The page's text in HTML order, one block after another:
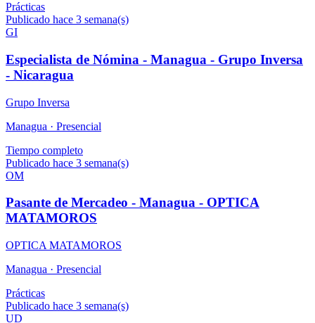
Prácticas
Publicado hace 3 semana(s)
GI
Especialista de Nómina - Managua - Grupo Inversa
- Nicaragua
Grupo Inversa
Managua · Presencial
Tiempo completo
Publicado hace 3 semana(s)
OM
Pasante de Mercadeo - Managua - OPTICA
MATAMOROS
OPTICA MATAMOROS
Managua · Presencial
Prácticas
Publicado hace 3 semana(s)
UD